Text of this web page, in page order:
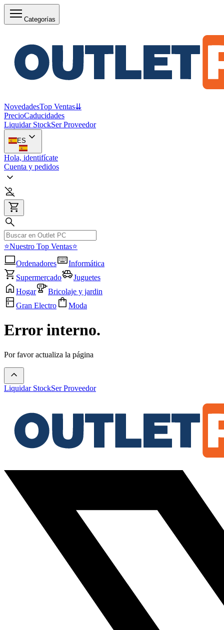
Categorías
NovedadesTop Ventas⇊
PrecioCaducidades
Liquidar StockSer Proveedor
ES
Hola, identifícate
Cuenta y pedidos
⭐Nuestro Top Ventas⭐
Ordenadores
Informática
Supermercado
Juguetes
Hogar
Bricolaje y jardin
Gran Electro
Moda
Error interno.
Por favor actualiza la página
Liquidar StockSer Proveedor